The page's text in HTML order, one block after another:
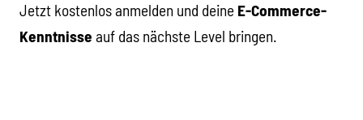
Jetzt kostenlos anmelden und deine E-Commerce-
Kenntnisse auf das nächste Level bringen.